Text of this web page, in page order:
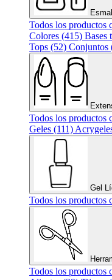
Todos los productos
Colores (415) Bases
Tops (52) Conjuntos
Todos los productos
Geles (111)
Gel
Todos los productos
Todos los productos